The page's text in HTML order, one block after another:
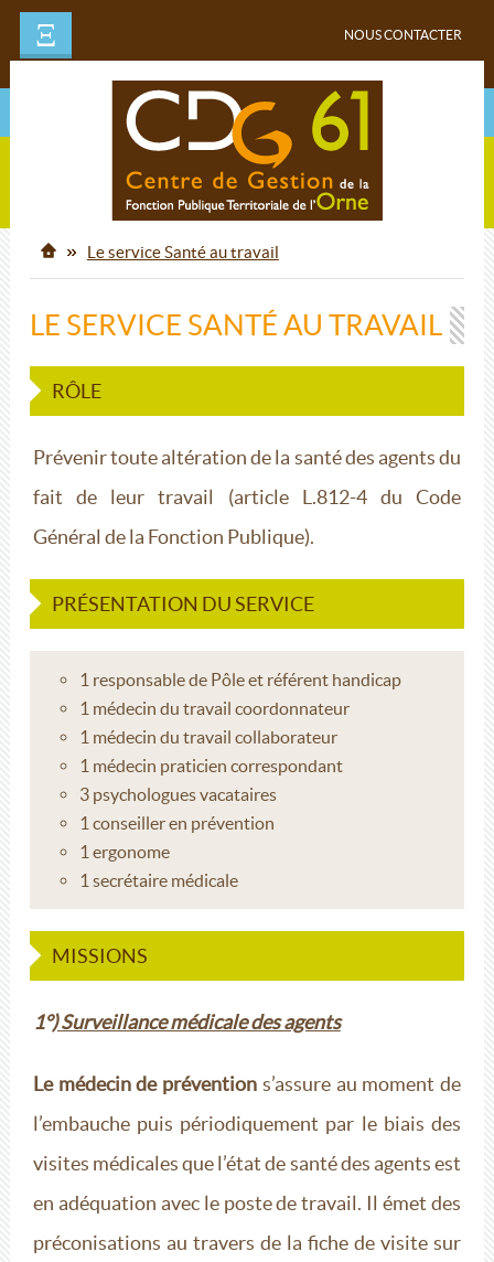
Ξ NOUS CONTACTER
Le service Santé au travail
LE SERVICE SANTÉ AU TRAVAIL
RÔLE
Prévenir toute altération de la santé des agents du
fait de leur travail (article L.812-4 du Code
Général de la Fonction Publique).
PRÉSENTATION DU SERVICE
1 responsable de Pôle et référent handicap
1 médecin du travail coordonnateur
1 médecin du travail collaborateur
1 médecin praticien correspondant
3 psychologues vacataires
1 conseiller en prévention
1 ergonome
1 secrétaire médicale
MISSIONS
1°)Surveillance médicale des agents
Le médecin de prévention s’assure au moment de
l’embauche puis périodiquement par le biais des
visites médicales que l’état de santé des agents est
en adéquation avec le poste de travail. Il émet des
préconisations au travers de la fiche de visite sur